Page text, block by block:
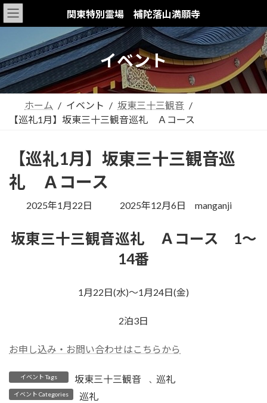
コ
ン
ツ
へ
ス
ナ
ビ
シ
ョ
ン
関東特別霊場 補陀落山満願寺
イベント
ホーム イベント
坂東三十三観音
【巡礼1月】坂東三十三観音巡礼 Ａコース
【巡礼1月】坂東三十三観音巡
礼 Ａコース
2025年1月22日
最
更
新
日
:
2025年12月6日 manganji
坂東三十三観音巡礼 Ａコース 1～
14番
1月22日(水)～1月24日(金)
2泊3日
お申し込み・お問い合わせはこちらから
イベント Tags 坂東三十三観音 、 巡礼
イベント Categories 巡礼